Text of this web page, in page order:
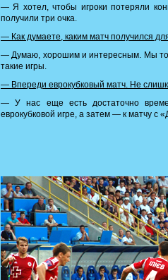
— Я хотел, чтобы игроки потеряли
получили три очка.
— Как думаете, каким матч получился
— Думаю, хорошим и интересным. Мы
такие игры.
— Впереди еврокубковый матч. Не
— У нас еще есть достаточно
еврокубковой игре, а затем — к матчу с